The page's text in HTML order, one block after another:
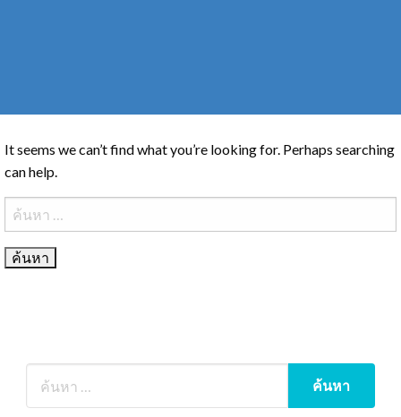
It seems we can’t find what you’re looking for. Perhaps searching
can help.
ค้นหา
สำหรับ: